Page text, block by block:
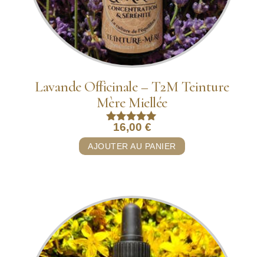
Lavande Officinale – T2M Teinture
Mère Miellée
Note
5.00
sur 5
16,00 €
AJOUTER AU PANIER